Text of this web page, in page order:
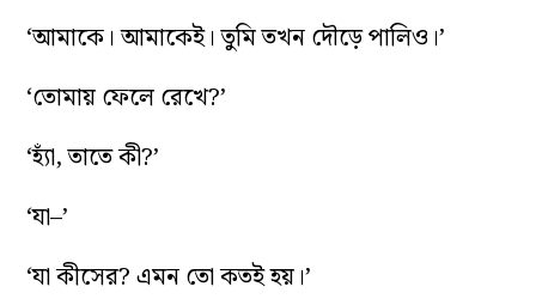
‘আমাকে। আমাকেই। তুমি তখন দৌড়ে পালিও।’
‘তোমায় ফেলে রেখে?’
‘হ্যাঁ, তাতে কী?’
‘যা–’
‘যা কীসের? এমন তো কতই হয়।’